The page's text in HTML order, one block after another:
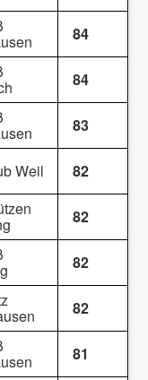
84
84
83
Weil 82
82
82
82
81